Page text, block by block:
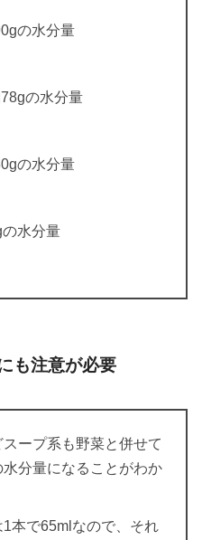
の水分量
の水分量
の水分量
水分量
も注意が必要
ープ系も野菜と併せて
分量になることがわか
本で65mlなので、それ